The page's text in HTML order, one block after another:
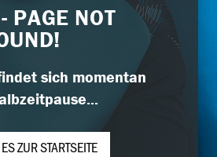
PAGE NOT
sich momentan
ZUR STARTSEITE